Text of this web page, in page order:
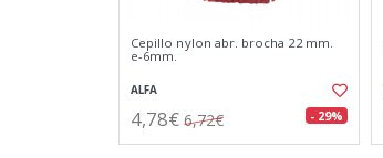
Cepillo nylon abr. brocha 22 mm.
e-6mm.
ALFA
4,78€ 6,72€ - 29%